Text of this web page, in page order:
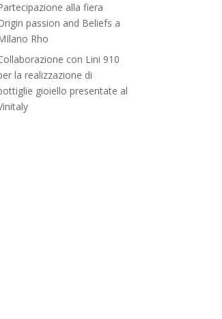
alla fiera
passion and Beliefs a
Rho
con Lini 910
la realizzazione di
gioiello presentate al